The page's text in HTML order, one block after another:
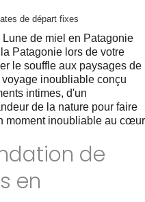
de départ fixes
Lune de miel en Patagonie
Patagonie lors de votre
le souffle aux paysages de
inoubliable conçu
intimes, d'un
de la nature pour faire
moment inoubliable au cœur
de
en